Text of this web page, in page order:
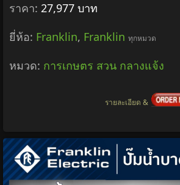
ราคา: 27,977 บาท
ยี่ห้อ: Franklin, Franklin ทุกหมวด
หมวด: การเกษตร สวน กลางแจ้ง
รายละเอียด &